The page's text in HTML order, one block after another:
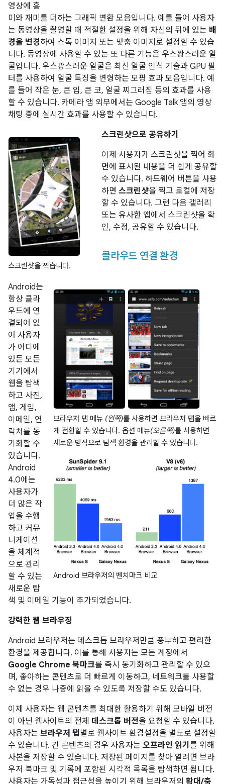
영상에 흥
미와 재미를 더하는 그래픽 변환 모음입니다. 예를 들어 사용자
는 동영상을 촬영할 때 적절한 설정을 위해 자신의 뒤에 있는 배
경을 변경하여 스톡 이미지 또는 맞춤 이미지로 설정할 수 있습
니다. 동영상에 사용할 수 있는 또 다른 기능은 우스꽝스러운 얼
굴입니다. 우스꽝스러운 얼굴은 최신 얼굴 인식 기술과 GPU 필
터를 사용하여 얼굴 특징을 변형하는 모핑 효과 모음입니다. 예
를 들어 작은 눈, 큰 입, 큰 코, 얼굴 찌그러짐 등의 효과를 사용
할 수 있습니다. 카메라 앱 외부에서는 Google Talk 앱의 영상
채팅 중에 실시간 효과를 사용할 수 있습니다.
스크린샷을 찍습니다.
스크린샷으로 공유하기
이제 사용자가 스크린샷을 찍어 화
면에 표시된 내용을 더 쉽게 공유할
수 있습니다. 하드웨어 버튼을 사용
하면 스크린샷을 찍고 로컬에 저장
할 수 있습니다. 그런 다음 갤러리
또는 유사한 앱에서 스크린샷을 확
인, 수정, 공유할 수 있습니다.
클라우드 연결 환경
브라우저 탭 메뉴 (왼쪽)를 사용하면 브라우저 탭을 빠르
게 전환할 수 있습니다. 옵션 메뉴(오른쪽)를 사용하면
새로운 방식으로 탐색 환경을 관리할 수 있습니다.
Android 브라우저의 벤치마크 비교
Android는
항상 클라
우드에 연
결되어 있
어 사용자
가 어디에
있든 모든
기기에서
웹을 탐색
하고 사진,
앱, 게임,
이메일, 연
락처를 동
기화할 수
있습니다.
Android
4.0에는
사용자가
더 많은 작
업을 수행
하고 커뮤
니케이션
을 체계적
으로 관리
할 수 있는
새로운 탐
색 및 이메일 기능이 추가되었습니다.
강력한 웹 브라우징
Android 브라우저는 데스크톱 브라우저만큼 풍부하고 편리한
환경을 제공합니다. 이를 통해 사용자는 모든 계정에서
Google Chrome 북마크를 즉시 동기화하고 관리할 수 있으
며, 좋아하는 콘텐츠로 더 빠르게 이동하고, 네트워크를 사용할
수 없는 경우 나중에 읽을 수 있도록 저장할 수도 있습니다.
이제 사용자는 웹 콘텐츠를 최대한 활용하기 위해 모바일 버전
이 아닌 웹사이트의 전체 데스크톱 버전을 요청할 수 있습니다.
사용자는 브라우저 탭 별로 웹사이트 환경설정을 별도로 설정할
수 있습니다. 긴 콘텐츠의 경우 사용자는 오프라인 읽기 를 위해
사본을 저장할 수 있습니다. 저장된 페이지를 찾아 열려면 브라
우저 북마크 및 기록에 포함된 시각적 목록을 탐색하면 됩니다.
사용자는 가독성과 접근성을 높이기 위해 브라우저의 확대/축